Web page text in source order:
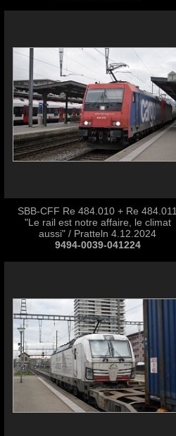
SBB-CFF Re 484.010 + Re 484.011
"Le rail est notre affaire, le climat
aussi" / Pratteln 4.12.2024
9494-0039-041224